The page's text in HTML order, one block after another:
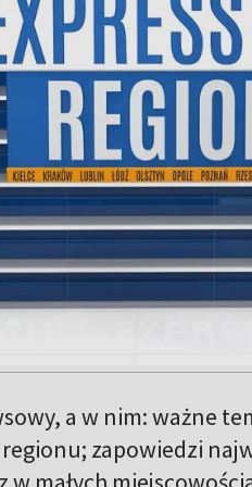
a w nim: ważne
zapowiedzi